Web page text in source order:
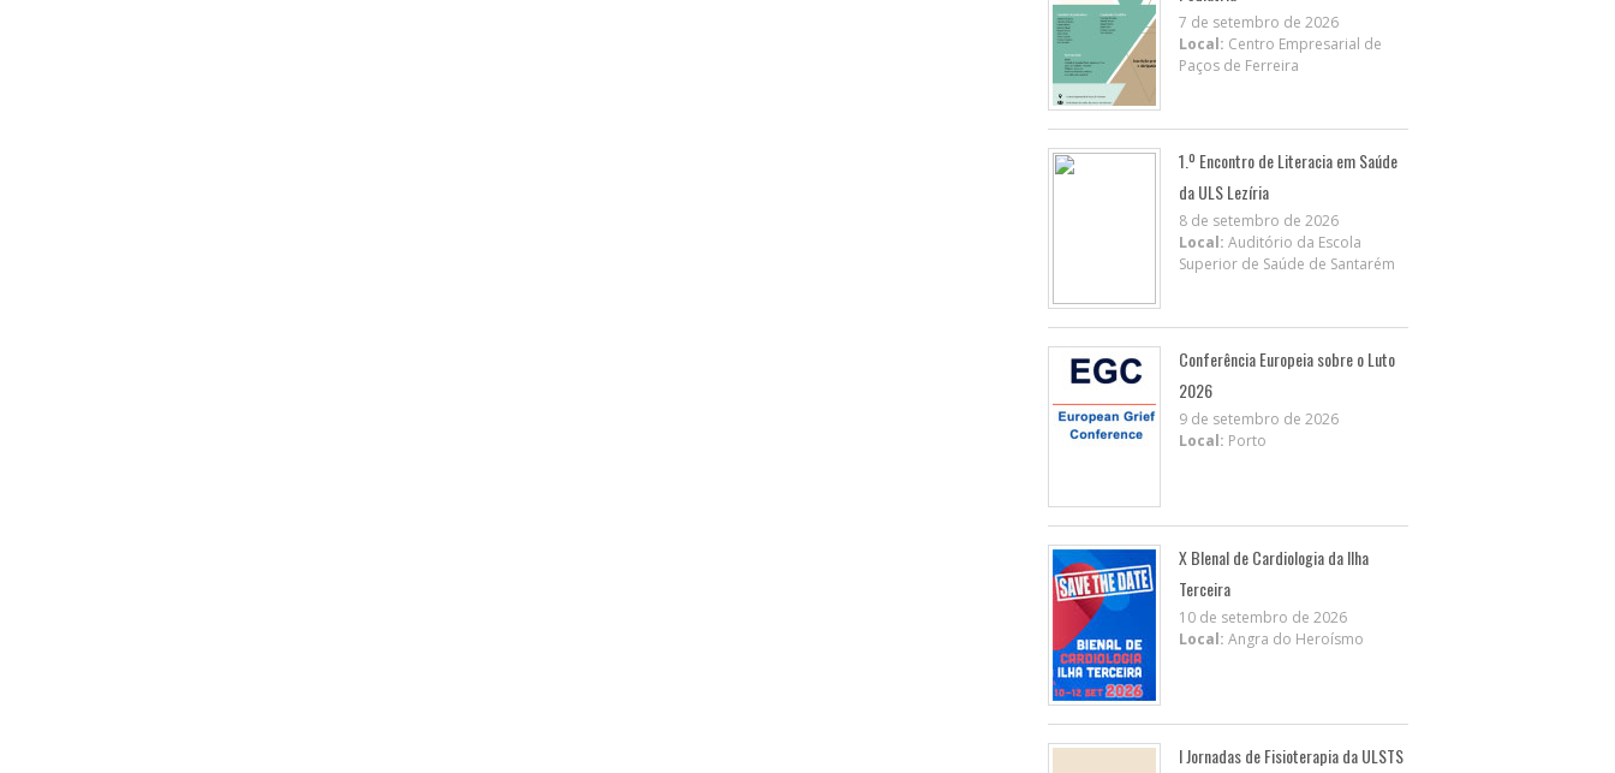
7 de setembro de 2026
Local: Centro Empresarial de
Paços de Ferreira
1.º Encontro de Literacia em Saúde
da ULS Lezíria
8 de setembro de 2026
Local: Auditório da Escola
Superior de Saúde de Santarém
Conferência Europeia sobre o Luto
2026
9 de setembro de 2026
Local: Porto
X BIenal de Cardiologia da Ilha
Terceira
10 de setembro de 2026
Local: Angra do Heroísmo
I Jornadas de Fisioterapia da ULSTS